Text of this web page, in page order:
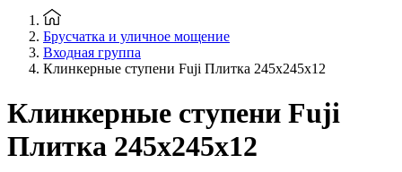
Брусчатка и уличное мощение
Входная группа
Клинкерные ступени Fuji Плитка 245x245x12
Клинкерные ступени Fuji
Плитка 245x245x12